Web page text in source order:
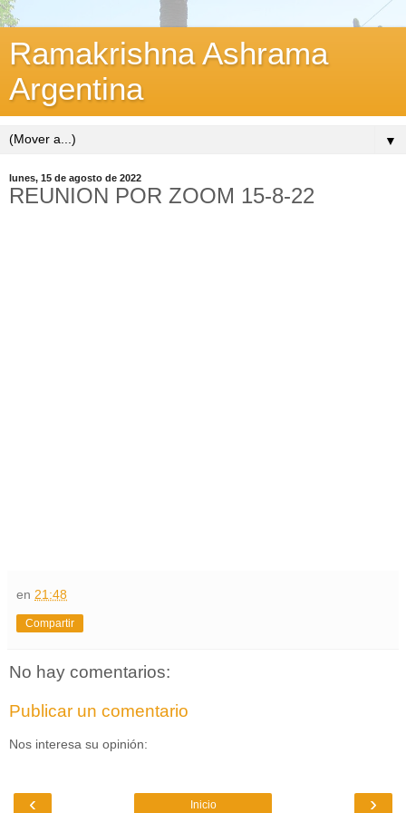
Ramakrishna Ashrama
Argentina
▼
lunes, 15 de agosto de 2022
REUNION POR ZOOM 15-8-22
en 21:48
Compartir
No hay comentarios:
Publicar un comentario
Nos interesa su opinión:
‹ ›
Inicio